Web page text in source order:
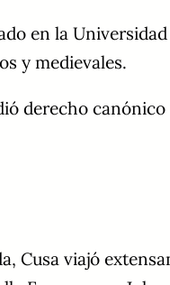
en la
y medievales.
derecho canónico
Cusa viajó